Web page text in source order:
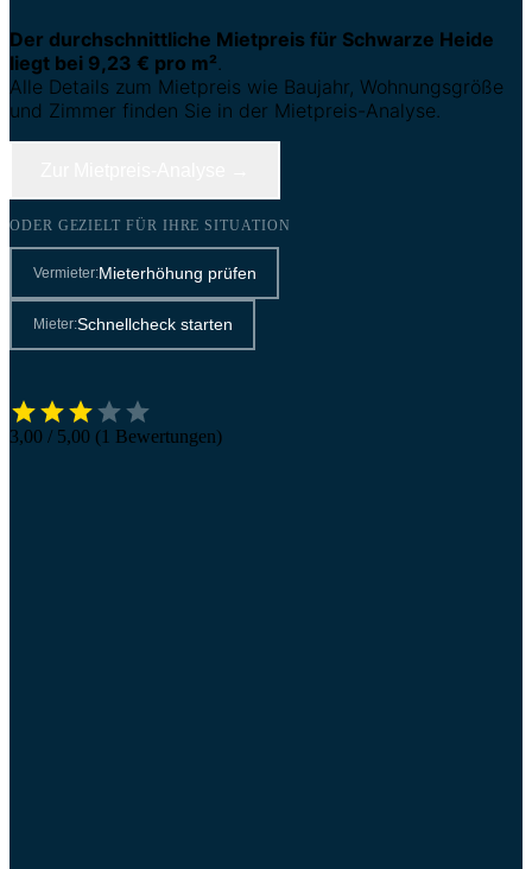
Der durchschnittliche Mietpreis für Schwarze Heide
liegt bei 9,23 € pro m².
Alle Details zum Mietpreis wie Baujahr, Wohnungsgröße
und Zimmer finden Sie in der Mietpreis-Analyse.
ODER GEZIELT FÜR IHRE SITUATION
Vermieter:Mieterhöhung prüfen
Mieter:Schnellcheck starten
3,00 / 5,00 (1 Bewertungen)